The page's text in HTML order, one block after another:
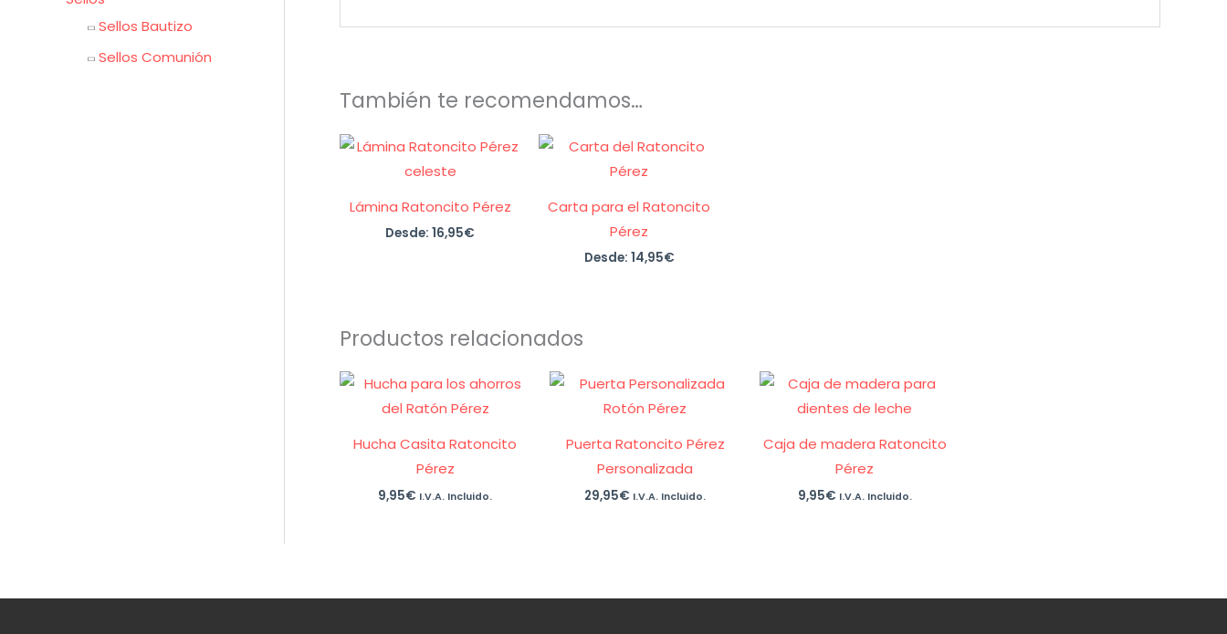
Sellos Bautizo
Sellos Comunión
También te recomendamos…
Lámina Ratoncito Pérez
Desde:16,95€
Carta para el Ratoncito
Pérez
Desde: 14,95€
Productos relacionados
Hucha Casita Ratoncito
Pérez
9,95€ I.V.A. Incluido.
Puerta Ratoncito Pérez
Personalizada
29,95€ I.V.A. Incluido.
Caja de madera Ratoncito
Pérez
9,95€ I.V.A. Incluido.